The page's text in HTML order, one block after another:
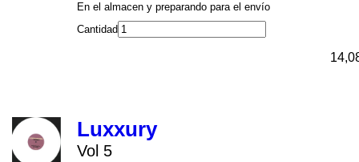
En el almacen y preparando para el envío
Cantidad
Luxxury
Vol 5